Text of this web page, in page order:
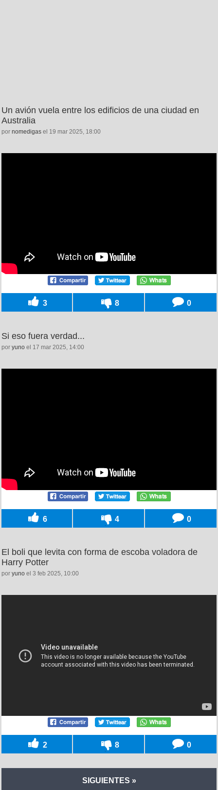
Un avión vuela entre los edificios de una ciudad en
Australia
por nomedigas el 19 mar 2025, 18:00
3 8 0
Si eso fuera verdad...
por yuno el 17 mar 2025, 14:00
6 4 0
El boli que levita con forma de escoba voladora de
Harry Potter
por yuno el 3 feb 2025, 10:00
2 8 0
SIGUIENTES »